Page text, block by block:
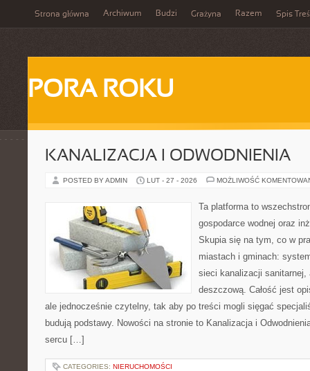
Strona główna Archiwum Budzi Grażyna Razem Spis
PORA ROKU
KANALIZACJA I ODWODNIENIA
POSTED BY ADMIN LUT - 27 - 2026 MOŻLIWOŚĆ
Ta platforma to
gospodarce wodnej oraz
Skupia się na tym, co w
miastach i gminach:
sieci kanalizacji
deszczową. Całość jest
ale jednocześnie czytelny, tak aby po treści mogli sięgać
budują podstawy. Nowości na stronie to Kanalizacja i
sercu […]
CATEGORIES: NIERUCHOMOŚCI